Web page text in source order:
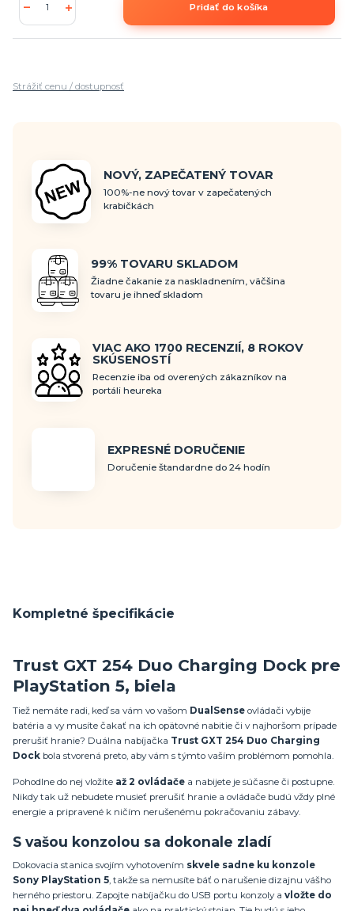
Pridať do košíka
Strážiť cenu / dostupnosť
NOVÝ, ZAPEČATENÝ TOVAR
100%-ne nový tovar v zapečatených
krabičkách
99% TOVARU SKLADOM
Žiadne čakanie za naskladnením, väčšina
tovaru je ihneď skladom
VIAC AKO 1700 RECENZIÍ, 8 ROKOV
SKÚSENOSTÍ
Recenzie iba od overených zákazníkov na
portáli heureka
EXPRESNÉ DORUČENIE
Doručenie štandardne do 24 hodín
Kompletné špecifikácie
Trust GXT 254 Duo Charging Dock pre
PlayStation 5, biela
Tiež nemáte radi, keď sa vám vo vašom DualSense ovládači vybije
batéria a vy musíte čakať na ich opätovné nabitie či v najhoršom prípade
prerušiť hranie? Duálna nabíjačka Trust GXT 254 Duo Charging
Dock bola stvorená preto, aby vám s týmto vaším problémom pomohla.
Pohodlne do nej vložíte až 2 ovládače a nabijete je súčasne či postupne.
Nikdy tak už nebudete musieť prerušiť hranie a ovládače budú vždy plné
energie a pripravené k ničím nerušenému pokračovaniu zábavy.
S vašou konzolou sa dokonale zladí
Dokovacia stanica svojím vyhotovením skvele sadne ku konzole
Sony PlayStation 5 , takže sa nemusíte báť o narušenie dizajnu vášho
herného priestoru. Zapojte nabíjačku do USB portu konzoly a vložte do